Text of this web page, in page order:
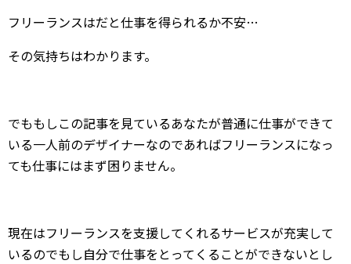
フリーランスはだと仕事を得られるか不安…
その気持ちはわかります。
でももしこの記事を見ているあなたが普通に仕事ができて
いる一人前のデザイナーなのであればフリーランスになっ
ても仕事にはまず困りません。
現在はフリーランスを支援してくれるサービスが充実して
いるのでもし自分で仕事をとってくることができないとし